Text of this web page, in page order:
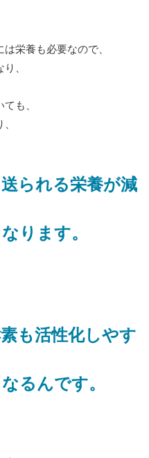
栄養も必要なので、
、
も、
られる栄養が減
ります。
も活性化しやす
るんです。